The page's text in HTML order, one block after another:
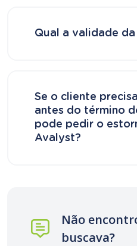
Não
buscava?
Qual a validade
Se o cliente
antes do término
pode pedir o
Avalyst?